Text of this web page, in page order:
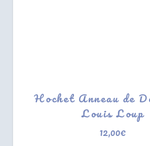
Hochet Anneau de
Louis Loup
12,00€